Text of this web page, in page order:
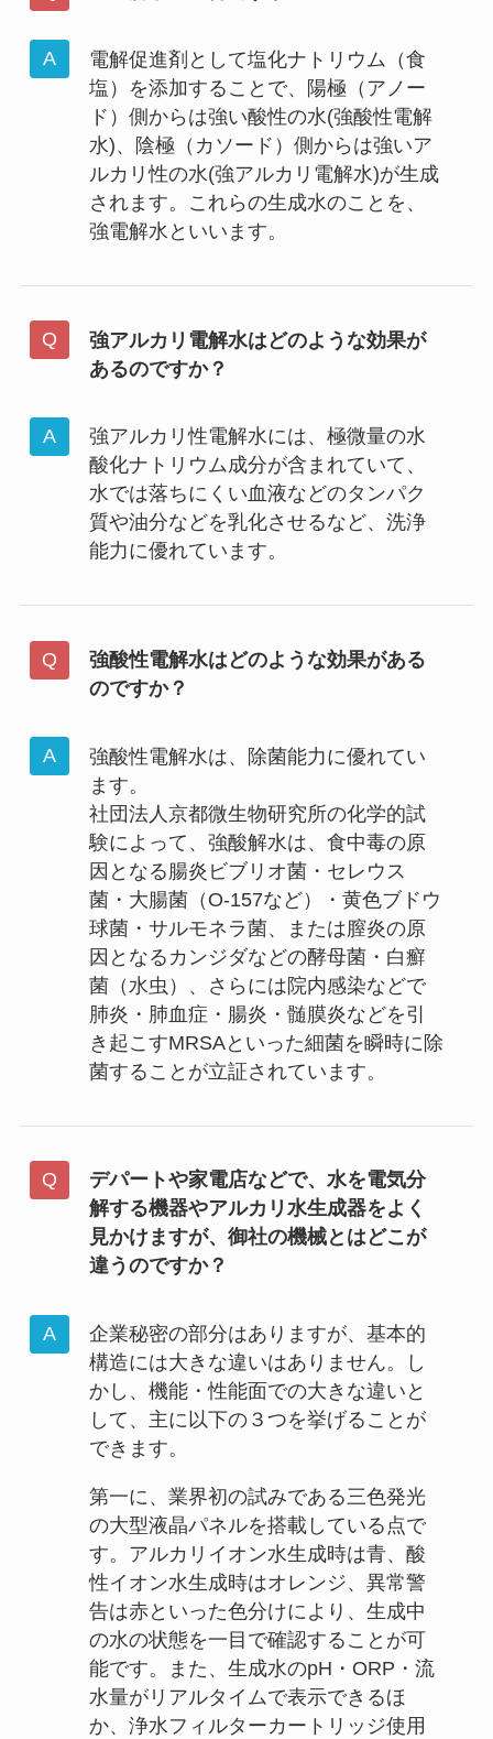
電解促進剤として塩化ナトリウム（食
塩）を添加することで、陽極（アノー
ド）側からは強い酸性の水(強酸性電解
水)、陰極（カソード）側からは強いア
ルカリ性の水(強アルカリ電解水)が生成
されます。これらの生成水のことを、
強電解水といいます。
強アルカリ電解水はどのような効果が
あるのですか？
強アルカリ性電解水には、極微量の水
酸化ナトリウム成分が含まれていて、
水では落ちにくい血液などのタンパク
質や油分などを乳化させるなど、洗浄
能力に優れています。
強酸性電解水はどのような効果がある
のですか？
強酸性電解水は、除菌能力に優れてい
ます。
社団法人京都微生物研究所の化学的試
験によって、強酸解水は、食中毒の原
因となる腸炎ビブリオ菌・セレウス
菌・大腸菌（O-157など）・黄色ブドウ
球菌・サルモネラ菌、または膣炎の原
因となるカンジダなどの酵母菌・白癬
菌（水虫）、さらには院内感染などで
肺炎・肺血症・腸炎・髄膜炎などを引
き起こすMRSAといった細菌を瞬時に除
菌することが立証されています。
デパートや家電店などで、水を電気分
解する機器やアルカリ水生成器をよく
見かけますが、御社の機械とはどこが
違うのですか？
企業秘密の部分はありますが、基本的
構造には大きな違いはありません。し
かし、機能・性能面での大きな違いと
して、主に以下の３つを挙げることが
できます。
第一に、業界初の試みである三色発光
の大型液晶パネルを搭載している点で
す。アルカリイオン水生成時は青、酸
性イオン水生成時はオレンジ、異常警
告は赤といった色分けにより、生成中
の水の状態を一目で確認することが可
能です。また、生成水のpH・ORP・流
水量がリアルタイムで表示できるほ
か、浄水フィルターカートリッジ使用